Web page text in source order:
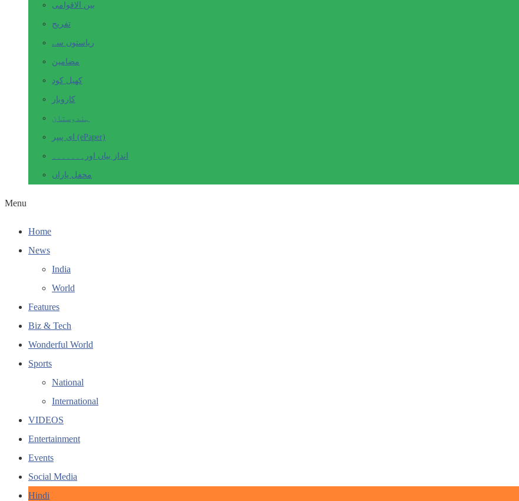
بین الاقوامی
تفریح
ریاستوں سے
مضامین
کھیل کود
کاروبار
ہندوستان
ای پیپر (ePaper)
انداز بیاں اور۔۔۔۔۔۔۔
محفل یاراں
Menu
Home
News
India
World
Features
Biz & Tech
Wonderful World
Sports
National
International
VIDEOS
Entertainment
Events
Social Media
Hindi